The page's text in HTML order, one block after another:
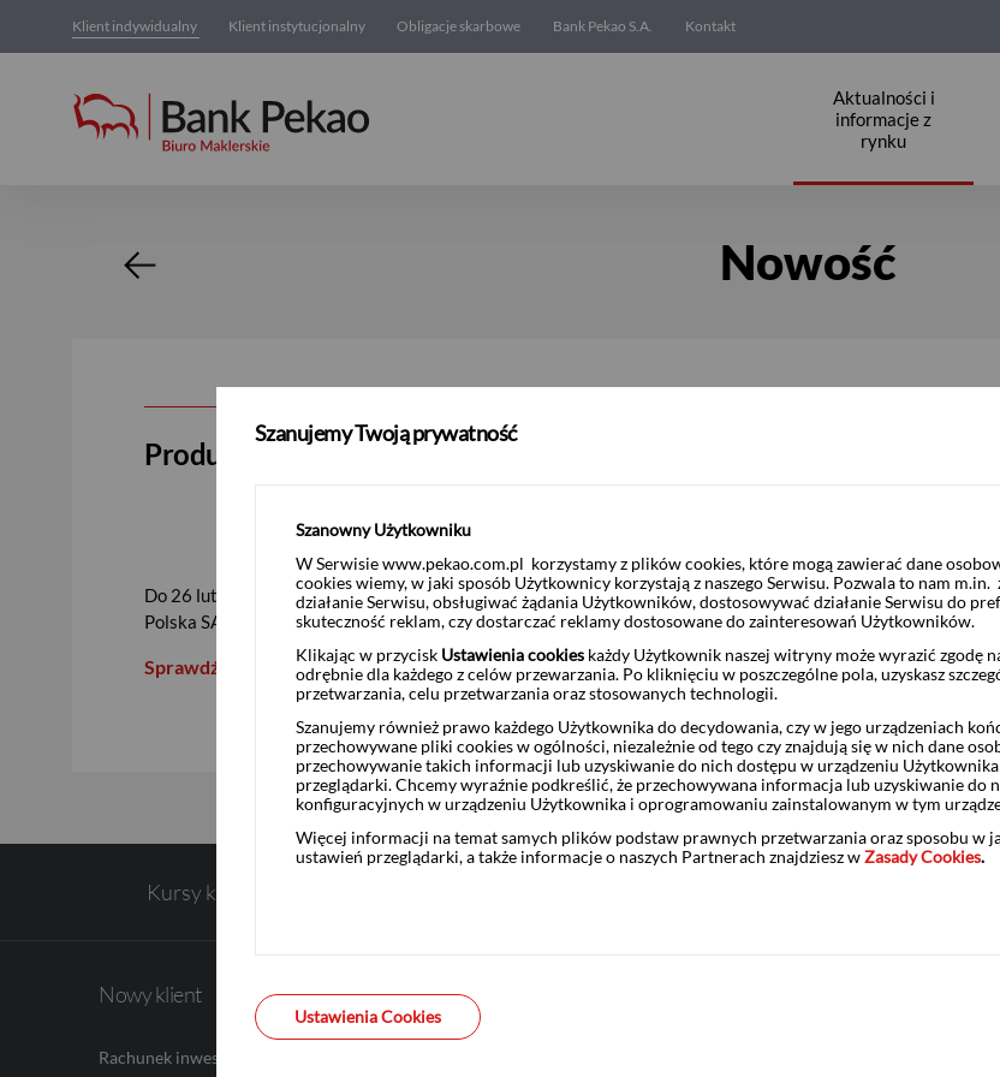
Klient indywidualny Klient instytucjonalny Obligacje skarbowe Bank Pekao S.A. Kontakt
Aktualności i
informacje z
rynku
Nowość Nowość
Produkt strukturyzowany oparty o akcje Dino Polska S.A.
Do 26 lutedo 2025 r. przyjmujemy zapisy na produkty strukturyzowane bez ochrony kapitału w PLN:
Polska SA, w PLN
Sprawdź szczegóły >>
Kursy kupna walut
USD
EUR
GBP
Nowy klient
Rachunek inwestycyjny
Informacja o BM Pekao
Szanujemy Twoją prywatność
Szanowny Użytkowniku
W Serwisie www.pekao.com.pl korzystamy z plików cookies, które mogą zawierać dane
cookies wiemy, w jaki sposób Użytkownicy korzystają z naszego Serwisu. Pozwala to nam
działanie Serwisu, obsługiwać żądania Użytkowników, dostosowywać działanie Serwisu do
skuteczność reklam, czy dostarczać reklamy dostosowane do zainteresowań Użytkowników.
Klikając w przycisk Ustawienia cookies każdy Użytkownik naszej witryny może wyrazić zgodę
odrębnie dla każdego z celów przewarzania. Po kliknięciu w poszczególne pola, uzyskasz
przetwarzania, celu przetwarzania oraz stosowanych technologii.
Szanujemy również prawo każdego Użytkownika do decydowania, czy w jego urządzeniach
przechowywane pliki cookies w ogólności, niezależnie od tego czy znajdują się w nich dane
przechowywanie takich informacji lub uzyskiwanie do nich dostępu w urządzeniu
przeglądarki. Chcemy wyraźnie podkreślić, że przechowywana informacja lub uzyskiwanie do
konfiguracyjnych w urządzeniu Użytkownika i oprogramowaniu zainstalowanym w tym
Więcej informacji na temat samych plików podstaw prawnych przetwarzania oraz sposobu w
ustawień przeglądarki, a także informacje o naszych Partnerach znajdziesz wZasady Cookies.
Ustawienia Cookies